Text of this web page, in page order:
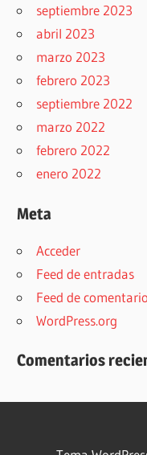
septiembre 2023
abril 2023
marzo 2023
febrero 2023
septiembre 2022
marzo 2022
febrero 2022
enero 2022
Meta
Acceder
Feed de entradas
Feed de
WordPress.org
Comentarios